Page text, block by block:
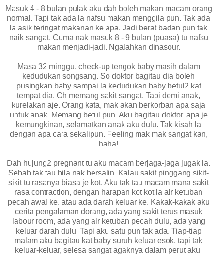
Masuk 4 - 8 bulan pulak aku dah boleh makan macam orang
normal. Tapi tak ada la nafsu makan menggila pun. Tak ada
la asik teringat makanan ke apa. Jadi berat badan pun tak
naik sangat. Cuma nak masuk 8 - 9 bulan (puasa) tu nafsu
makan menjadi-jadi. Ngalahkan dinasour.
Masa 32 minggu, check-up tengok baby masih dalam
kedudukan songsang. So doktor bagitau dia boleh
pusingkan baby sampai la kedudukan baby betul2 kat
tempat dia. Oh memang sakit sangat. Tapi demi anak,
kurelakan aje. Orang kata, mak akan berkorban apa saja
untuk anak. Memang betul pun. Aku bagitau doktor, apa je
kemungkinan, selamatkan anak aku dulu. Tak kisah la
dengan apa cara sekalipun. Feeling mak mak sangat kan,
haha!
Dah hujung2 pregnant tu aku macam berjaga-jaga jugak la.
Sebab tak tau bila nak bersalin. Kalau sakit pinggang sikit-
sikit tu rasanya biasa je kot. Aku tak tau macam mana sakit
rasa contraction, dengan harapan kot kot la air ketuban
pecah awal ke, atau ada darah keluar ke. Kakak-kakak aku
cerita pengalaman dorang, ada yang sakit terus masuk
labour room, ada yang air ketuban pecah dulu, ada yang
keluar darah dulu. Tapi aku satu pun tak ada. Tiap-tiap
malam aku bagitau kat baby suruh keluar esok, tapi tak
keluar-keluar, selesa sangat agaknya dalam perut aku.